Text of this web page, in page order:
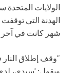
الولايات
الهدنة التي
شهر كانت في آخر
“وقف إطلاق
ويقول: ‘سيدي،